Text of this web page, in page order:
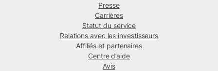
Presse
Carrières
Statut du service
Relations avec les investisseurs
Affiliés et partenaires
Centre d’aide
Avis